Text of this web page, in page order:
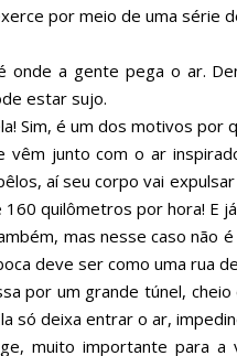
por meio de uma
onde a gente pega o ar.
estar sujo.
Sim, é um dos motivos por
vêm junto com o ar
aí seu corpo vai
quilômetros por hora! E
mas nesse caso não
deve ser como uma rua
por um grande túnel,
só deixa entrar o ar,
muito importante para